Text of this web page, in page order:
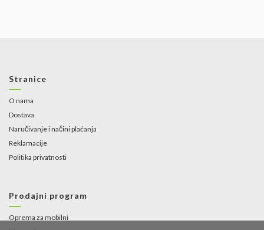
Stranice
O nama
Dostava
Naručivanje i načini plaćanja
Reklamacije
Politika privatnosti
Prodajni program
Oprema za mobilni